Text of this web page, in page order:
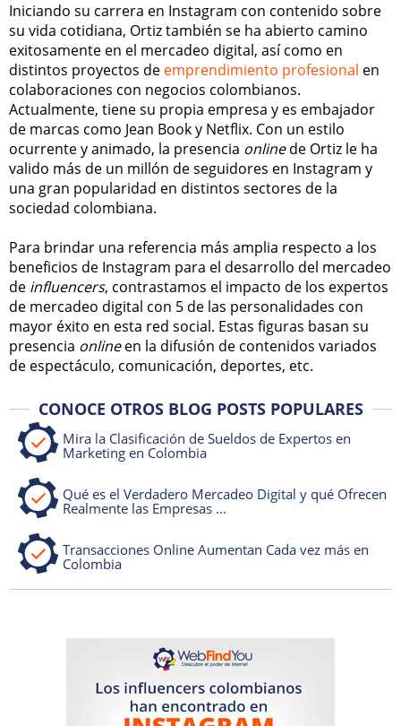
Iniciando su carrera en Instagram con contenido sobre
su vida cotidiana, Ortiz también se ha abierto camino
exitosamente en el mercadeo digital, así como en
distintos proyectos de emprendimiento profesional en
colaboraciones con negocios colombianos.
Actualmente, tiene su propia empresa y es embajador
de marcas como Jean Book y Netflix. Con un estilo
ocurrente y animado, la presencia onlinede Ortiz le ha
valido más de un millón de seguidores en Instagram y
una gran popularidad en distintos sectores de la
sociedad colombiana.
Para brindar una referencia más amplia respecto a los
beneficios de Instagram para el desarrollo del mercadeo
de influencers, contrastamos el impacto de los expertos
de mercadeo digital con 5 de las personalidades con
mayor éxito en esta red social. Estas figuras basan su
presencia onlineen la difusión de contenidos variados
de espectáculo, comunicación, deportes, etc.
CONOCE OTROS BLOG POSTS POPULARES
Mira la Clasificación de Sueldos de Expertos en
Marketing en Colombia
Qué es el Verdadero Mercadeo Digital y qué Ofrecen
Realmente las Empresas ...
Transacciones Online Aumentan Cada vez más en
Colombia